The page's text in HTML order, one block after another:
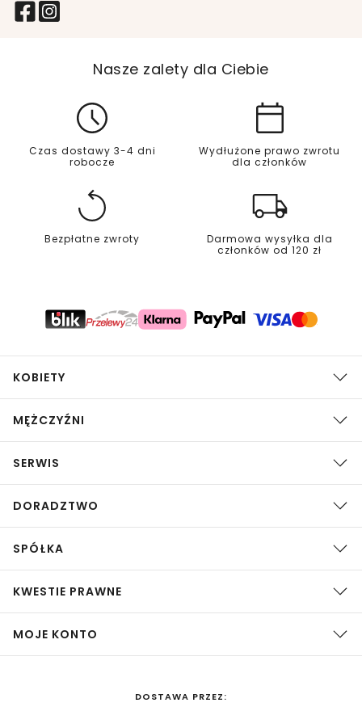
Nasze zalety dla Ciebie
Czas dostawy 3-4 dni
robocze
Wydłużone prawo zwrotu
dla członków
Bezpłatne zwroty
Darmowa wysyłka dla
członków od 120 zł
KOBIETY
MĘŻCZYŹNI
SERWIS
DORADZTWO
SPÓŁKA
KWESTIE PRAWNE
MOJE KONTO
DOSTAWA PRZEZ: